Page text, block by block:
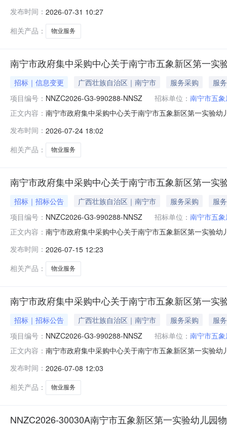
街道华航社区华富路1004号南光大厦2层B段201室2.废
务时间服
发布时间： 2026-07-31 10:27
相关产品：
物业服务
南宁市政府集中采购中心关于南宁市五象新区第一实
招标｜信息变更 广西壮族自治区｜南宁市 服务采购
服务
项目编号： NNZC2026-G3-990288-NNSZ 招标单位： 南宁市五
正文内容： 南宁市政府集中采购中心关于南宁市五象新区第一实验
件“第三章投标人须知”中的《投标人须知前附表》的“资
期：2026年0
发布时间： 2026-07-24 18:02
相关产品：
物业服务
南宁市政府集中采购中心关于南宁市五象新区第一
招标｜招标公告 广西壮族自治区｜南宁市 服务采购
服务
项目编号： NNZC2026-G3-990288-NNSZ 招标单位： 南宁市五
正文内容： 南宁市政府集中采购中心关于南宁市五象新区第一实验
间）前递交投标文件。一、项目基本情况项目编号：
求：标项名称:
发布时间： 2026-07-15 12:23
相关产品：
物业服务
南宁市政府集中采购中心关于南宁市五象新区第一实
招标｜招标公告 广西壮族自治区｜南宁市 服务采购
服务
项目编号： NNZC2026-G3-990288-NNSZ 招标单位： 南宁市五
正文内容： 南宁市政府集中采购中心关于南宁市五象新区第一实验
象新区第一实验幼儿园物业服务采购预算总金额（元）
发布时间： 2026-07-08 12:03
相关产品：
物业服务
NNZC2026-30030A南宁市五象新区第一实验幼儿园